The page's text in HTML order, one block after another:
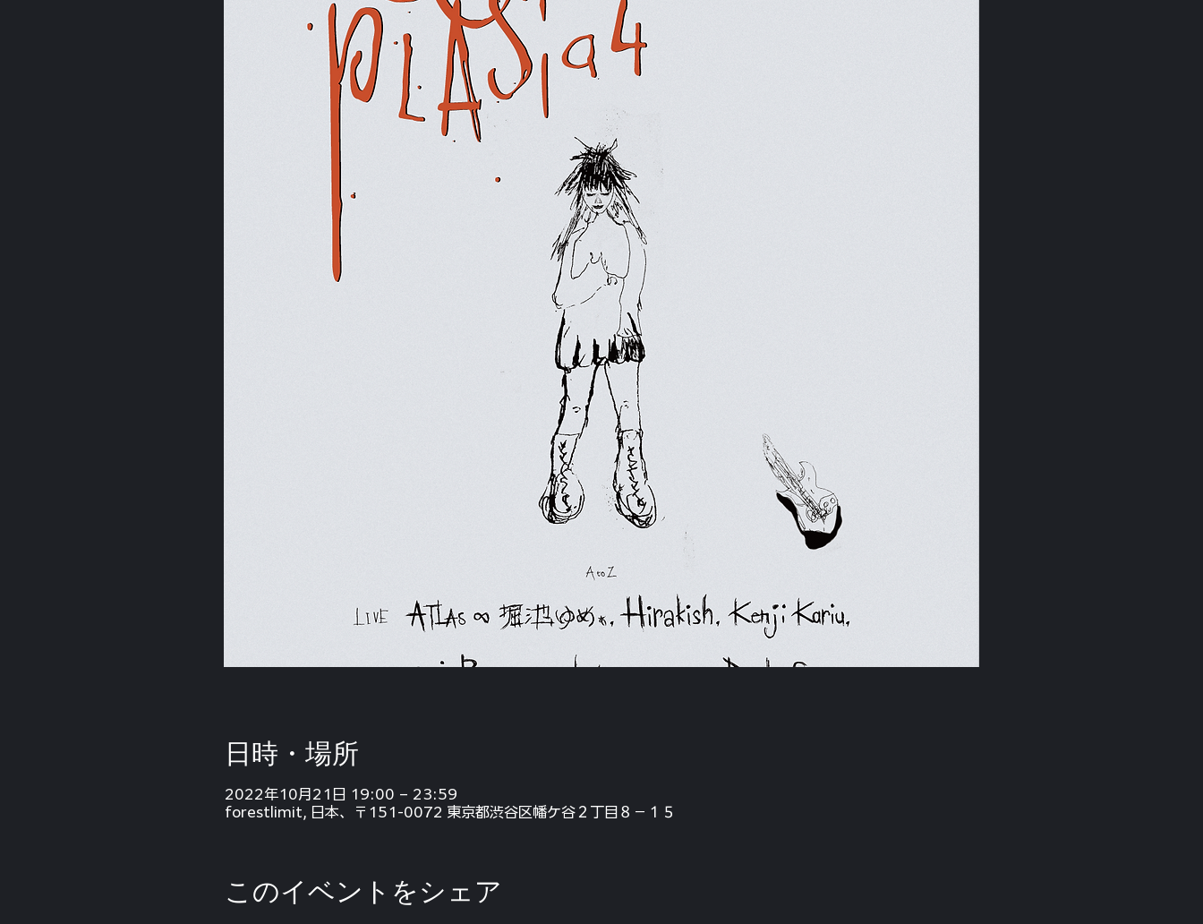
日時・場所
2022年10月21日 19:00 – 23:59
forestlimit, 日本、〒151-0072 東京都渋谷区幡ケ谷２丁目８−１５
このイベントをシェア